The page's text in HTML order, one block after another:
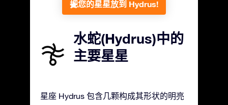
把您的星星放到 Hydrus!
水蛇(Hydrus)中的
主要星星
星座 Hydrus 包含几颗构成其形状的明亮